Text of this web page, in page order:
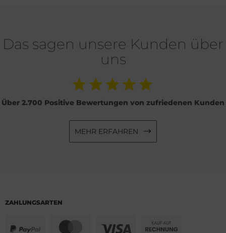
Das sagen unsere Kunden über
uns
Über 2.700 Positive Bewertungen von zufriedenen Kunden
MEHR ERFAHREN
ZAHLUNGSARTEN